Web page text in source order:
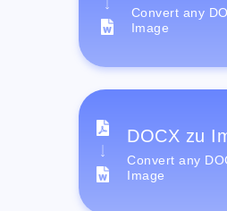
Convert any
Image
DOCX zu
Convert any
Image